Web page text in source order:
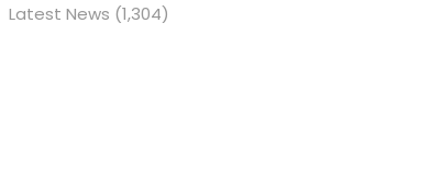
Latest News (1,304)